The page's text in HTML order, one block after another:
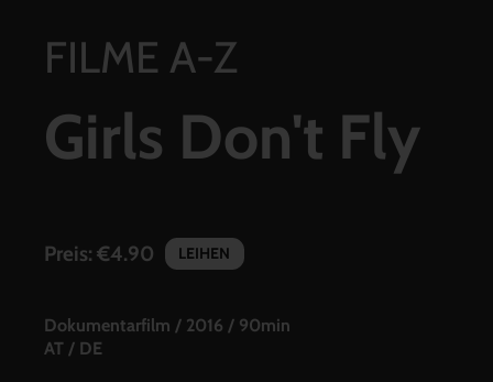
FILME A-Z
Girls Don't Fly
Preis: €4.90 LEIHEN
Dokumentarfilm / 2016 / 90min
AT / DE